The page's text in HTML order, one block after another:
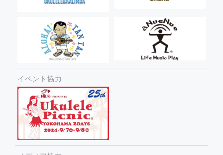
イベント協力